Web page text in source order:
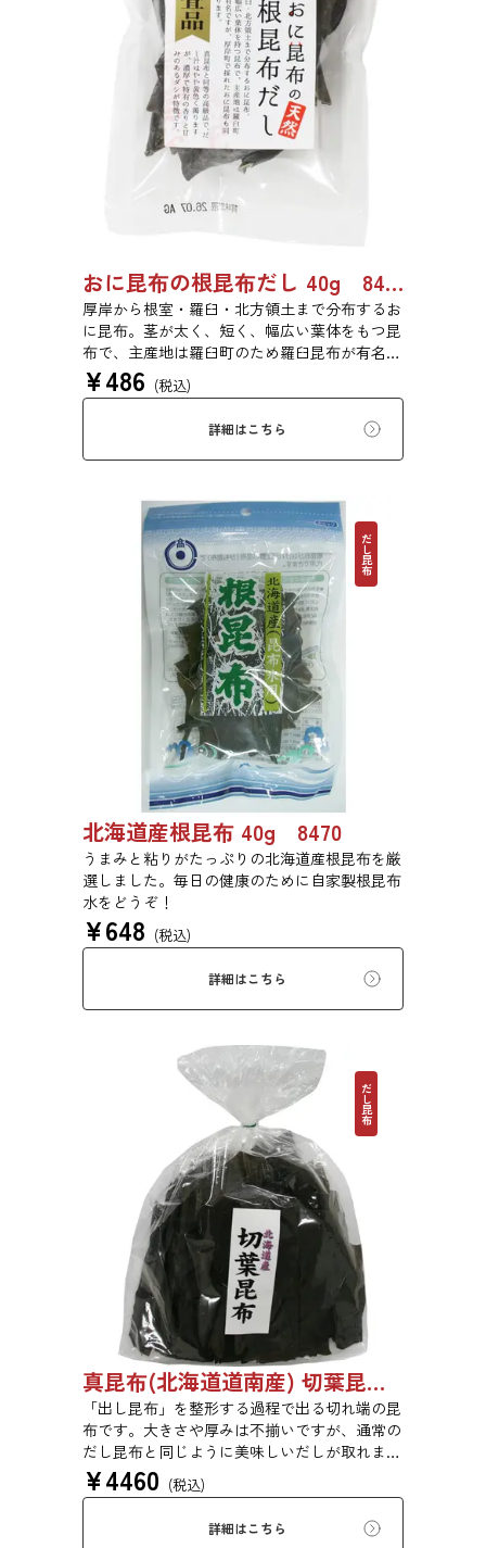
おに昆布の根昆布だし 40g 8487
厚岸から根室・羅臼・北方領土まで分布するお
に昆布。茎が太く、短く、幅広い葉体をもつ昆
布で、主産地は羅臼町のため羅臼昆布が有名で
すが、厚岸町で採れたおに昆布も同じ種類の昆
布です。真昆布と同等の高級品で、だし汁はや
や黄色く濁りますが、濃厚で特有の香りと甘味
のあるだしが特徴です。
¥486 (税込)
詳細はこちら
だし昆布
北海道産根昆布 40g 8470
うまみと粘りがたっぷりの北海道産根昆布を厳
選しました。毎日の健康のために自家製根昆布
水をどうぞ！
¥648 (税込)
詳細はこちら
だし昆布
真昆布(北海道道南産) 切葉昆布 1kg 【●受注生産品】03070048
「出し昆布」を整形する過程で出る切れ端の昆
布です。大きさや厚みは不揃いですが、通常の
だし昆布と同じように美味しいだしが取れま
す。
¥4460 (税込)
詳細はこちら